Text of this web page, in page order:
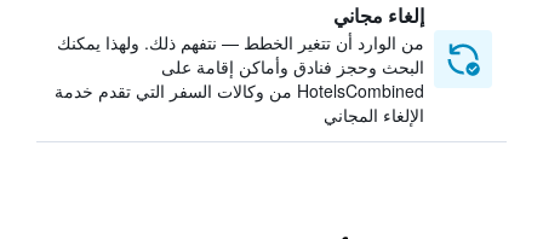
إلغاء مجاني
من الوارد أن تتغير الخطط — نتفهم ذلك. ولهذا يمكنك
البحث وحجز فنادق وأماكن إقامة على
HotelsCombined من وكالات السفر التي تقدم خدمة
الإلغاء المجاني